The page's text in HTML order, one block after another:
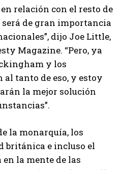
relación con el resto de
de gran importancia
dijo Joe Little,
Magazine. “Pero, ya
y los
tanto de eso, y estoy
la mejor solución
la monarquía, los
británica e incluso el
la mente de las